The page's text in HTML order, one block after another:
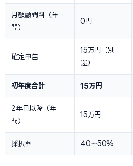
月額顧問料（年
間）
0円
確定申告
15万円（別
途）
初年度合計 15万円
2年目以降（年
間）
15万円
採択率 40〜50%